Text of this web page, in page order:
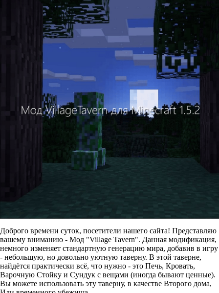
Доброго времени суток, посетители нашего сайта! Представляю
вашему вниманию - Мод "Village Tavern". Данная модификация,
немного изменяет стандартную генерацию мира, добавив в игру
- небольшую, но довольно уютную таверну. В этой таверне,
найдётся практически всё, что нужно - это Печь, Кровать,
Варочную Стойку и Сундук с вещами (иногда бывают ценные).
Вы можете использовать эту таверну, в качестве Второго дома,